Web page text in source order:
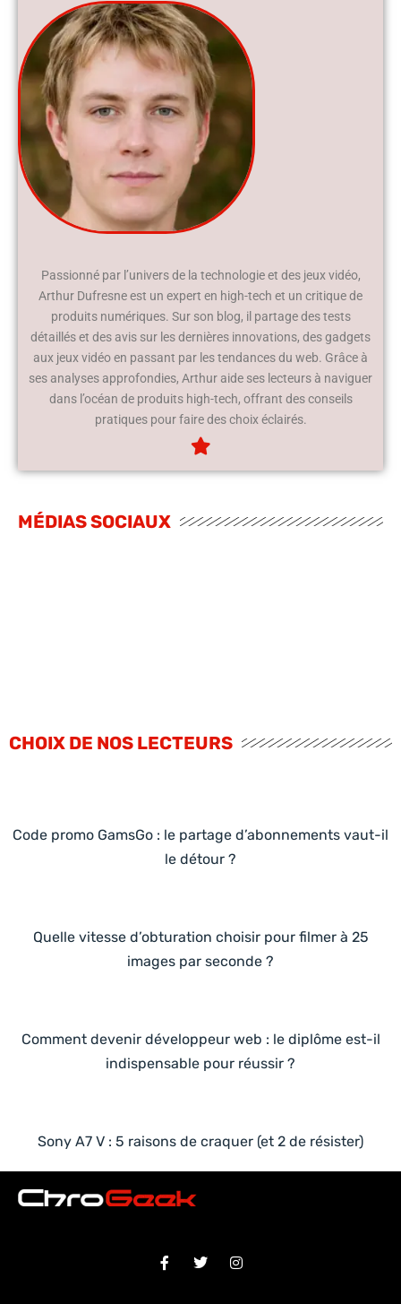
Passionné par l’univers de la technologie et des jeux vidéo,
Arthur Dufresne est un expert en high-tech et un critique de
produits numériques. Sur son blog, il partage des tests
détaillés et des avis sur les dernières innovations, des gadgets
aux jeux vidéo en passant par les tendances du web. Grâce à
ses analyses approfondies, Arthur aide ses lecteurs à naviguer
dans l’océan de produits high-tech, offrant des conseils
pratiques pour faire des choix éclairés.
MÉDIAS SOCIAUX
CHOIX DE NOS LECTEURS
Code promo GamsGo : le partage d’abonnements vaut-il
le détour ?
Quelle vitesse d’obturation choisir pour filmer à 25
images par seconde ?
Comment devenir développeur web : le diplôme est-il
indispensable pour réussir ?
Sony A7 V : 5 raisons de craquer (et 2 de résister)